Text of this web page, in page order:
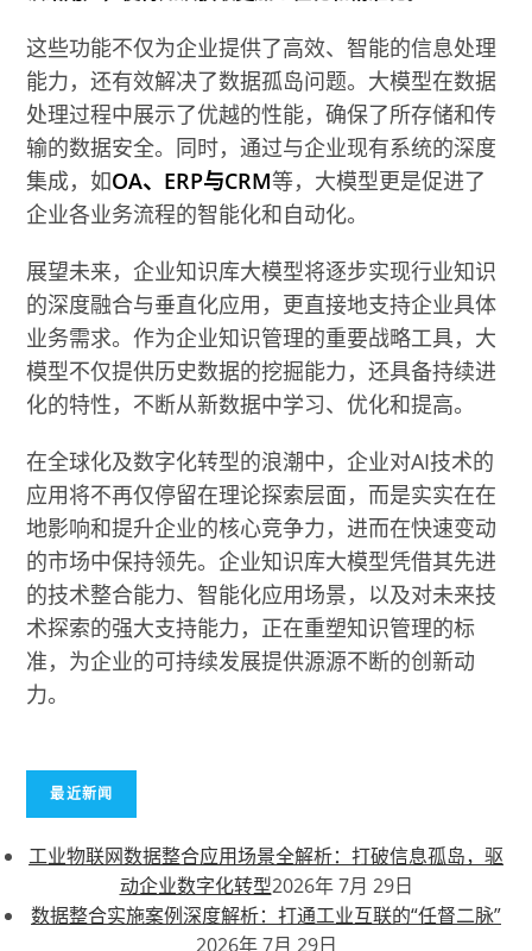
这些功能不仅为企业提供了高效、智能的信息处理
能力，还有效解决了数据孤岛问题。大模型在数据
处理过程中展示了优越的性能，确保了所存储和传
输的数据安全。同时，通过与企业现有系统的深度
集成，如OA、ERP与CRM等，大模型更是促进了
企业各业务流程的智能化和自动化。
展望未来，企业知识库大模型将逐步实现行业知识
的深度融合与垂直化应用，更直接地支持企业具体
业务需求。作为企业知识管理的重要战略工具，大
模型不仅提供历史数据的挖掘能力，还具备持续进
化的特性，不断从新数据中学习、优化和提高。
在全球化及数字化转型的浪潮中，企业对AI技术的
应用将不再仅停留在理论探索层面，而是实实在在
地影响和提升企业的核心竞争力，进而在快速变动
的市场中保持领先。企业知识库大模型凭借其先进
的技术整合能力、智能化应用场景，以及对未来技
术探索的强大支持能力，正在重塑知识管理的标
准，为企业的可持续发展提供源源不断的创新动
力。
最近新闻
工业物联网数据整合应用场景全解析：打破信息孤岛，驱
动企业数字化转型2026年 7月 29日
数据整合实施案例深度解析：打通工业互联的“任督二脉”
2026年 7月 29日